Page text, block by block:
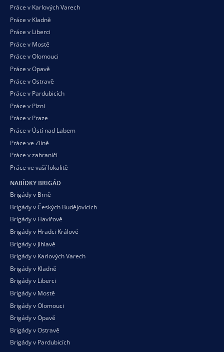
Práce v Karlových Varech
Práce v Kladně
Práce v Liberci
Práce v Mostě
Práce v Olomouci
Práce v Opavě
Práce v Ostravě
Práce v Pardubicích
Práce v Plzni
Práce v Praze
Práce v Ústí nad Labem
Práce ve Zlíně
Práce v zahraničí
Práce ve vaší lokalitě
NABÍDKY BRIGÁD
Brigády v Brně
Brigády v Českých Budějovicích
Brigády v Havířově
Brigády v Hradci Králové
Brigády v Jihlavě
Brigády v Karlových Varech
Brigády v Kladně
Brigády v Liberci
Brigády v Mostě
Brigády v Olomouci
Brigády v Opavě
Brigády v Ostravě
Brigády v Pardubicích